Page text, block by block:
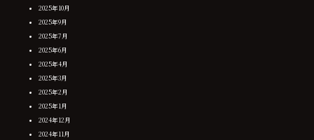
2025年10月
2025年9月
2025年7月
2025年6月
2025年4月
2025年3月
2025年2月
2025年1月
2024年12月
2024年11月